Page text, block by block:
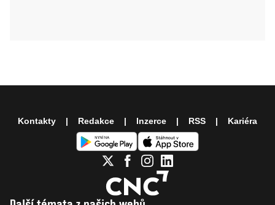
Kontakty Redakce Inzerce RSS Kariéra